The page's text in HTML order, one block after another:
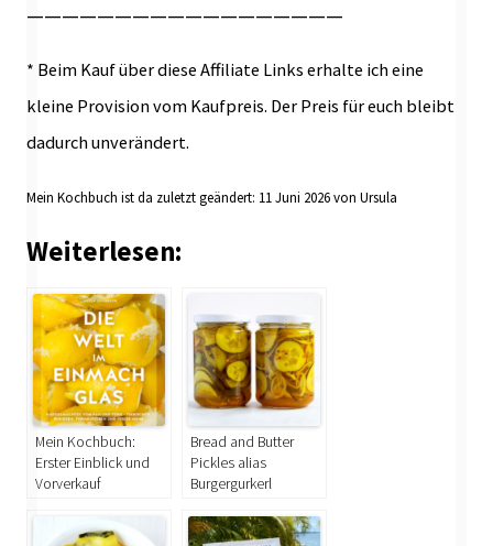
——————————————————
* Beim Kauf über diese Affiliate Links erhalte ich eine
kleine Provision vom Kaufpreis. Der Preis für euch bleibt
dadurch unverändert.
Mein Kochbuch ist da zuletzt geändert: 11 Juni 2026von Ursula
Weiterlesen:
Mein Kochbuch:
Erster Einblick und
Vorverkauf
Bread and Butter
Pickles alias
Burgergurkerl